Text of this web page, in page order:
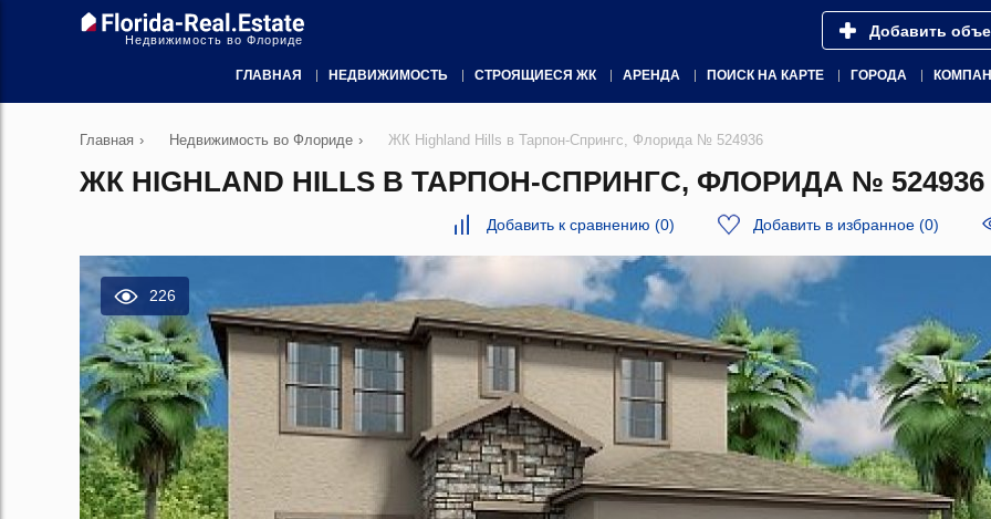
Недвижимость во Флориде Добавить
ГЛАВНАЯ НЕДВИЖИМОСТЬ СТРОЯЩИЕСЯ ЖК АРЕНДА ПОИСК НА КАРТЕ ГОРОДА
Главная › Недвижимость во Флориде › ЖК Highland Hills в Тарпон-Спрингс, Флорида № 524936
ЖК HIGHLAND HILLS В ТАРПОН-СПРИНГС, ФЛОРИДА № 524936
Добавить к сравнению (0) Добавить в избранное (0)
226